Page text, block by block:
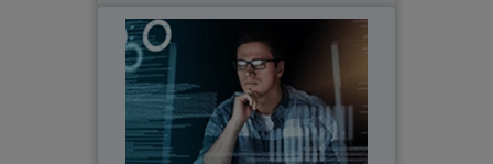
Thumbnail
Risk-Monitoring für Endpoints
Die Kontrollen von Endpoint-
Sicherheitslösungen durch Risk-
Monitoring optimieren